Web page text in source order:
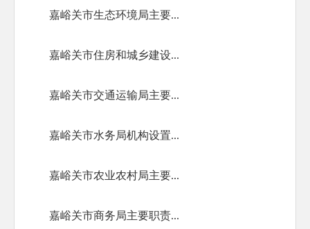
嘉峪关市生态环境局主要...
嘉峪关市住房和城乡建设...
嘉峪关市交通运输局主要...
嘉峪关市水务局机构设置...
嘉峪关市农业农村局主要...
嘉峪关市商务局主要职责...